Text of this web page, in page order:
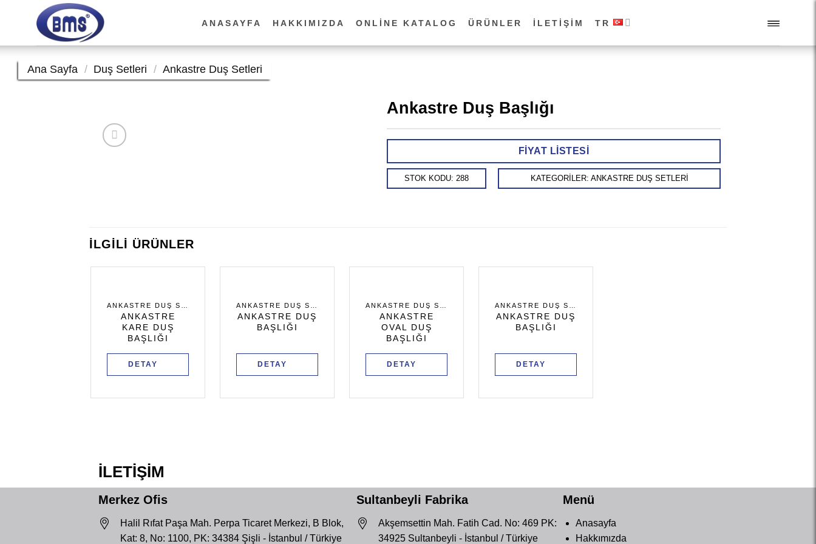
ANASAYFA HAKKIMIZDA ONLINE KATALOG ÜRÜNLER İLETIŞIM TR
Ana Sayfa / Duş Setleri / Ankastre Duş Setleri
Ankastre Duş Başlığı
FIYAT LISTESI
STOK KODU:288 KATEGORILER: ANKASTRE DUŞ SETLERI
İLGILI ÜRÜNLER
ANKASTRE
KARE DUŞ
BAŞLIĞI
DETAY
ANKASTRE DUŞ
BAŞLIĞI
DETAY
ANKASTRE
OVAL DUŞ
BAŞLIĞI
DETAY
ANKASTRE DUŞ
BAŞLIĞI
DETAY
İLETİŞİM
Merkez Ofis
Halil Rıfat Paşa Mah. Perpa Ticaret Merkezi, B Blok,
Kat: 8, No: 1100, PK: 34384 Şişli - İstanbul / Türkiye
Sultanbeyli Fabrika
Akşemsettin Mah. Fatih Cad. No: 469 PK:
34925 Sultanbeyli - İstanbul / Türkiye
Menü
Anasayfa
Hakkımızda